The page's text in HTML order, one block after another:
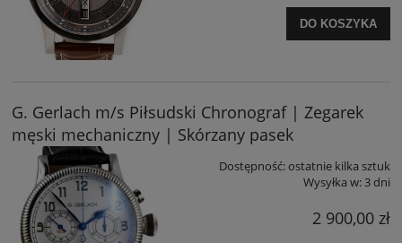
DO KOSZYKA
G. Gerlach m/s Piłsudski Chronograf | Zegarek
męski mechaniczny | Skórzany pasek
Dostępność:ostatnie kilka sztuk
Wysyłka w:3 dni
2 900,00 zł